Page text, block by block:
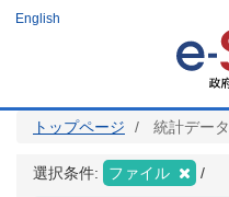
ツ
English
トップページ 統計デー
選択条件: ファイル